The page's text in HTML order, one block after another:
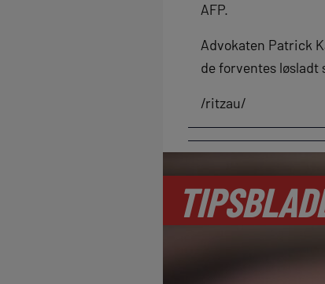
AFP.
Advokaten Patrick
de forventes løsladt
/ritzau/